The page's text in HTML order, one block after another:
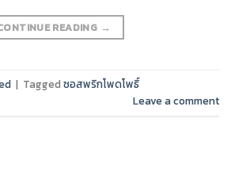
READING →
| Tagged ซอสพริกโพดโพธิ์
Leave a comment